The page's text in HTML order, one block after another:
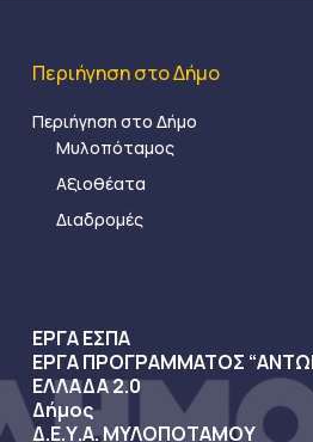
Περιήγηση στο Δήμο
Περιήγηση στο Δήμο
Μυλοπόταμος
Αξιοθέατα
Διαδρομές
ΕΡΓΑ ΕΣΠΑ
ΕΡΓΑ ΠΡΟΓΡΑΜΜΑΤΟΣ
ΕΛΛΑΔΑ 2.0
Δήμος
Δ.Ε.Υ.Α. ΜΥΛΟΠΟΤΑΜΟΥ